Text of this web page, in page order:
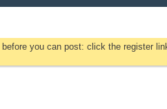
before you can post: click the register